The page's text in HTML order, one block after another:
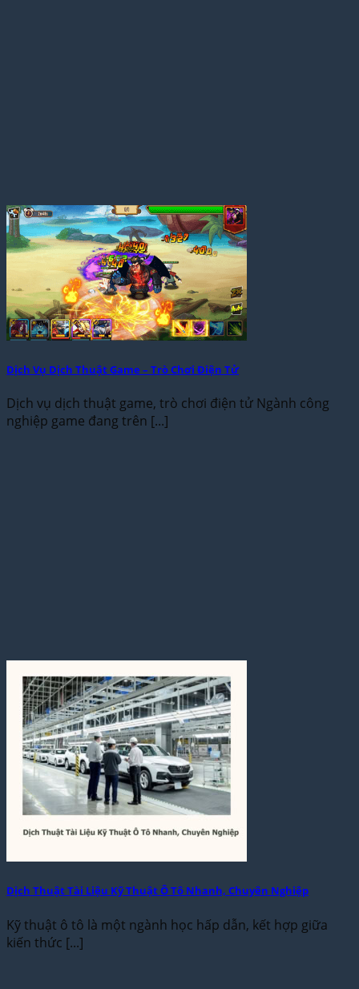
Dịch Vụ Dịch Thuật Game – Trò Chơi Điện Tử
Dịch vụ dịch thuật game, trò chơi điện tử Ngành công
nghiệp game đang trên [...]
Dịch Thuật Tài Liệu Kỹ Thuật Ô Tô Nhanh, Chuyên Nghiệp
Kỹ thuật ô tô là một ngành học hấp dẫn, kết hợp giữa
kiến thức [...]